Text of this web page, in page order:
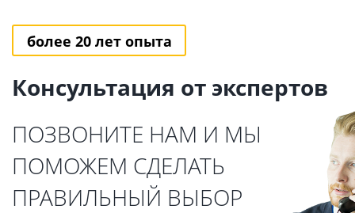
более 20 лет опыта
Консультация от экспертов
ПОЗВОНИТЕ НАМ И МЫ
ПОМОЖЕМ СДЕЛАТЬ
ПРАВИЛЬНЫЙ ВЫБОР